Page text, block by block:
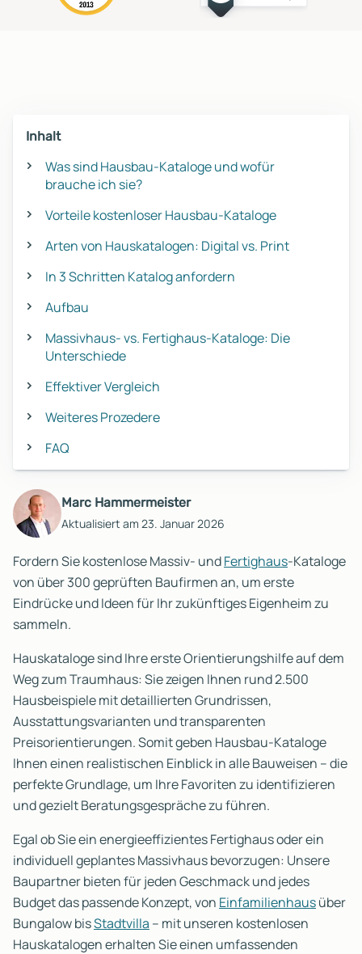
Inhalt
Was sind Hausbau-Kataloge und wofür
brauche ich sie?
Vorteile kostenloser Hausbau-Kataloge
Arten von Hauskatalogen: Digital vs. Print
In 3 Schritten Katalog anfordern
Aufbau
Massivhaus- vs. Fertighaus-Kataloge: Die
Unterschiede
Effektiver Vergleich
Weiteres Prozedere
FAQ
Marc Hammermeister
Aktualisiert am 23. Januar 2026
Fordern Sie kostenlose Massiv- undFertighaus-Kataloge
von über 300 geprüften Baufirmen an, um erste
Eindrücke und Ideen für Ihr zukünftiges Eigenheim zu
sammeln.
Hauskataloge sind Ihre erste Orientierungshilfe auf dem
Weg zum Traumhaus: Sie zeigen Ihnen rund 2.500
Hausbeispiele mit detaillierten Grundrissen,
Ausstattungsvarianten und transparenten
Preisorientierungen. Somit geben Hausbau-Kataloge
Ihnen einen realistischen Einblick in alle Bauweisen – die
perfekte Grundlage, um Ihre Favoriten zu identifizieren
und gezielt Beratungsgespräche zu führen.
Egal ob Sie ein energieeffizientes Fertighaus oder ein
individuell geplantes Massivhaus bevorzugen: Unsere
Baupartner bieten für jeden Geschmack und jedes
Budget das passende Konzept, von Einfamilienhausüber
Bungalow bisStadtvilla – mit unseren kostenlosen
Hauskatalogen erhalten Sie einen umfassenden